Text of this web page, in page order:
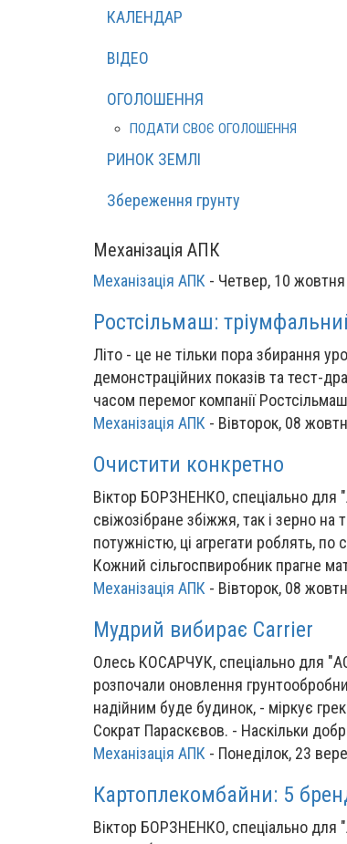
КАЛЕНДАР
ВІДЕО
ОГОЛОШЕННЯ
ПОДАТИ СВОЄ ОГОЛОШЕННЯ
РИНОК ЗЕМЛІ
Збереження грунту
Механізація АПК
Механізація АПК - Четвер, 10
Ростсільмаш:
Літо - це не тільки пора збирання
демонстраційних показів та тест-
часом перемог компанії
Механізація АПК - Вівторок, 08
Очистити конкретно
Віктор БОРЗНЕНКО, спеціально для
свіжозібране збіжжя, так і зерно на
потужністю, ці агрегати роблять, по
Кожний сільгоспвиробник прагне
Механізація АПК - Вівторок, 08
Мудрий вибирає Carrier
Олесь КОСАРЧУК, спеціально для
розпочали оновлення
надійним буде будинок, - міркує
Сократ Параскєвов. - Наскільки
Механізація АПК - Понеділок, 23
Картоплекомбайни: 5
Віктор БОРЗНЕНКО, спеціально для